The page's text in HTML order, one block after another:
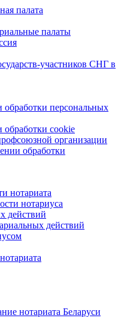
палата
палаты
участников СНГ в
персональных
cookie
организации
обработки
нотариата
нотариуса
действий
действий
нотариата Беларуси